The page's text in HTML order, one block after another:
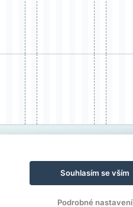
Souhlasím se vším
Podrobné nastavení